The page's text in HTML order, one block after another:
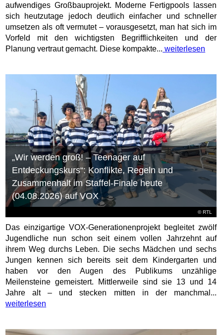
aufwendiges Großbauprojekt. Moderne Fertigpools lassen
sich heutzutage jedoch deutlich einfacher und schneller
umsetzen als oft vermutet – vorausgesetzt, man hat sich im
Vorfeld mit den wichtigsten Begrifflichkeiten und der
Planung vertraut gemacht. Diese kompakte... weiterlesen
©RTL
„Wir werden groß! – Teenager auf
Entdeckungskurs“: Konflikte, Regeln und
Zusammenhalt im Staffel-Finale heute
(04.08.2026) auf VOX
Das einzigartige VOX-Generationenprojekt begleitet zwölf
Jugendliche nun schon seit einem vollen Jahrzehnt auf
ihrem Weg durchs Leben. Die sechs Mädchen und sechs
Jungen kennen sich bereits seit dem Kindergarten und
haben vor den Augen des Publikums unzählige
Meilensteine gemeistert. Mittlerweile sind sie 13 und 14
Jahre alt – und stecken mitten in der manchmal...
weiterlesen